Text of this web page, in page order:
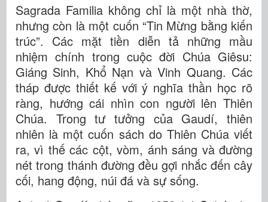
Sagrada Familia không chỉ là một nhà thờ,
nhưng còn là một cuốn “Tin Mừng bằng kiến
trúc”. Các mặt tiền diễn tả những mầu
nhiệm chính trong cuộc đời Chúa Giêsu:
Giáng Sinh, Khổ Nạn và Vinh Quang. Các
tháp được thiết kế với ý nghĩa thần học rõ
ràng, hướng cái nhìn con người lên Thiên
Chúa. Trong tư tưởng của Gaudí, thiên
nhiên là một cuốn sách do Thiên Chúa viết
ra, vì thế các cột, vòm, ánh sáng và đường
nét trong thánh đường đều gợi nhắc đến cây
cối, hang động, núi đá và sự sống.